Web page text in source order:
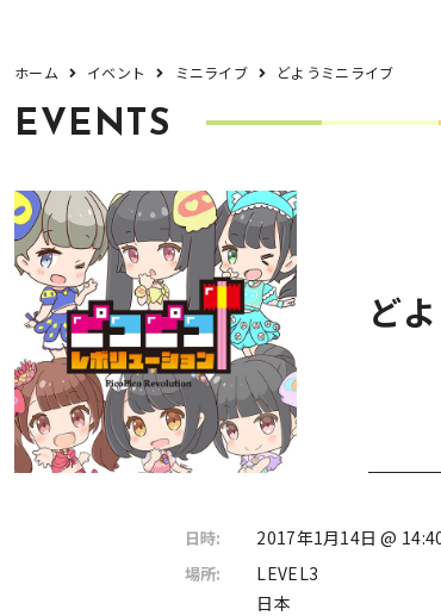
ホーム イベント ミニライブ どようミニライブ
EVENTS
ど
日時: 2017年1月14日 @
場所:
LEVEL3
日本